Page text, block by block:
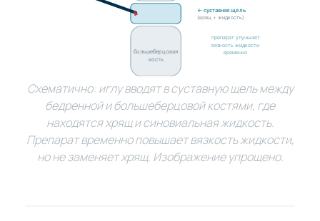
большеберцовая
кость
← суставная щель
(хрящ + жидкость)
препарат улучшает
вязкость жидкости
временно
Схематично: иглу вводят в суставную щель между
бедренной и большеберцовой костями, где
находятся хрящ и синовиальная жидкость.
Препарат временно повышает вязкость жидкости,
но не заменяет хрящ. Изображение упрощено.